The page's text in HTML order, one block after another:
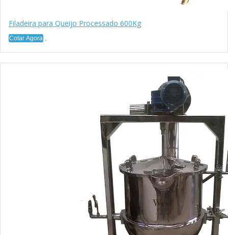
Filadeira para Queijo Processado 600Kg
Cotar Agora